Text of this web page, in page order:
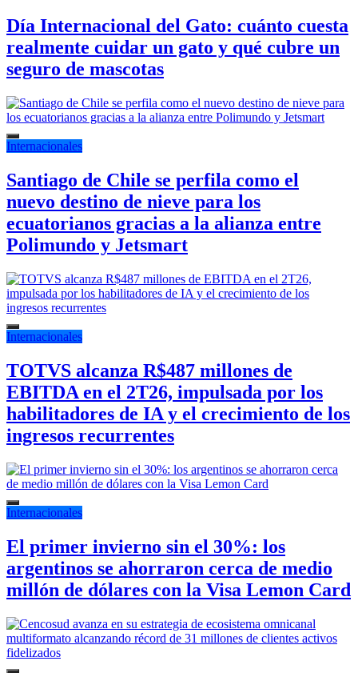
Día Internacional del Gato: cuánto cuesta
realmente cuidar un gato y qué cubre un
seguro de mascotas
Internacionales
Santiago de Chile se perfila como el
nuevo destino de nieve para los
ecuatorianos gracias a la alianza entre
Polimundo y Jetsmart
Internacionales
TOTVS alcanza R$487 millones de
EBITDA en el 2T26, impulsada por los
habilitadores de IA y el crecimiento de los
ingresos recurrentes
Internacionales
El primer invierno sin el 30%: los
argentinos se ahorraron cerca de medio
millón de dólares con la Visa Lemon Card